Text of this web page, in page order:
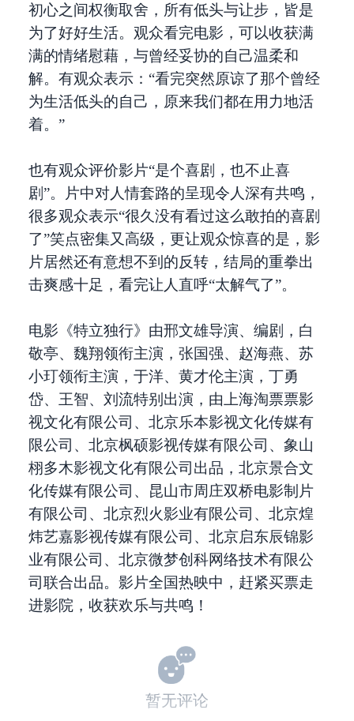
初心之间权衡取舍，所有低头与让步，皆是
为了好好生活。观众看完电影，可以收获满
满的情绪慰藉，与曾经妥协的自己温柔和
解。有观众表示：“看完突然原谅了那个曾经
为生活低头的自己，原来我们都在用力地活
着。”
也有观众评价影片“是个喜剧，也不止喜
剧”。片中对人情套路的呈现令人深有共鸣，
很多观众表示“很久没有看过这么敢拍的喜剧
了”笑点密集又高级，更让观众惊喜的是，影
片居然还有意想不到的反转，结局的重拳出
击爽感十足，看完让人直呼“太解气了”。
电影《特立独行》由邢文雄导演、编剧，白
敬亭、魏翔领衔主演，张国强、赵海燕、苏
小玎领衔主演，于洋、黄才伦主演，丁勇
岱、王智、刘流特别出演，由上海淘票票影
视文化有限公司、北京乐本影视文化传媒有
限公司、北京枫硕影视传媒有限公司、象山
栩多木影视文化有限公司出品，北京景合文
化传媒有限公司、昆山市周庄双桥电影制片
有限公司、北京烈火影业有限公司、北京煌
炜艺嘉影视传媒有限公司、北京启东辰锦影
业有限公司、北京微梦创科网络技术有限公
司联合出品。影片全国热映中，赶紧买票走
进影院，收获欢乐与共鸣！
暂无评论